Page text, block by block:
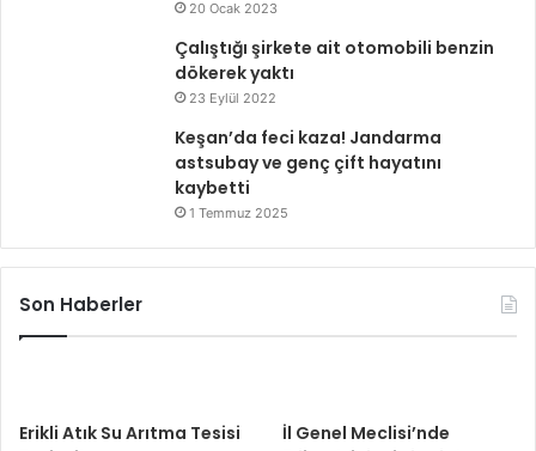
20 Ocak 2023
Çalıştığı şirkete ait otomobili benzin
dökerek yaktı
23 Eylül 2022
Keşan’da feci kaza! Jandarma
astsubay ve genç çift hayatını
kaybetti
1 Temmuz 2025
Son Haberler
Erikli Atık Su Arıtma Tesisi
İl Genel Meclisi’nde